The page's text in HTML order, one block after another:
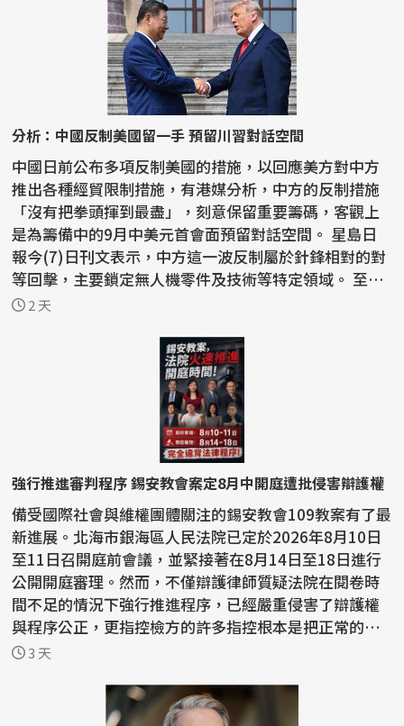
分析：中國反制美國留一手 預留川習對話空間
中國日前公布多項反制美國的措施，以回應美方對中方
推出各種經貿限制措施，有港媒分析，中方的反制措施
「沒有把拳頭揮到最盡」，刻意保留重要籌碼，客觀上
是為籌備中的9月中美元首會面預留對話空間。 星島日
報今(7)日刊文表示，中方這一波反制屬於針鋒相對的對
等回擊，主要鎖定無人機零件及技術等特定領域。 至於
稀土...
2 天
強行推進審判程序 錫安教會案定8月中開庭遭批侵害辯護權
備受國際社會與維權團體關注的錫安教會109教案有了最
新進展。北海市銀海區人民法院已定於2026年8月10日
至11日召開庭前會議，並緊接著在8月14日至18日進行
公開開庭審理。然而，不僅辯護律師質疑法院在閱卷時
間不足的情況下強行推進程序，已經嚴重侵害了辯護權
與程序公正，更指控檢方的許多指控根本是把正常的宗
教活動...
3 天